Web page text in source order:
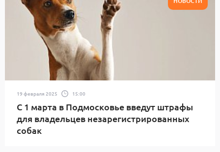
19 февраля 2025 15:00
С 1 марта в Подмосковье введут штрафы
для владельцев незарегистрированных
собак